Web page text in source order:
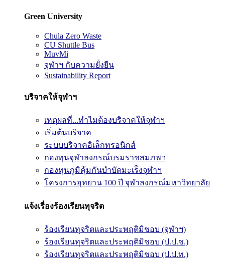
Green University
Chula Zero Waste
CU Shuttle Bus
MuvMi
จุฬาฯ กับความยั่งยืน
Sustainability Report
บริจาคให้จุฬาฯ
เหตุผลที่...ทำไมต้องบริจาคให้จุฬาฯ
เริ่มต้นบริจาค
ระบบบริจาคอิเล็กทรอนิกส์
กองทุนจุฬาลงกรณ์บรมราชสมภพฯ
กองทุนภูมิคุ้มกันบำบัดมะเร็งจุฬาฯ
โครงการอุทยาน 100 ปี จุฬาลงกรณ์มหาวิทยาลัย
แจ้งเรื่องร้องเรียนทุจริต
ร้องเรียนทุจริตและประพฤติมิชอบ (จุฬาฯ)
ร้องเรียนทุจริตและประพฤติมิชอบ (ป.ป.ช.)
ร้องเรียนทุจริตและประพฤติมิชอบ (ป.ป.ท.)